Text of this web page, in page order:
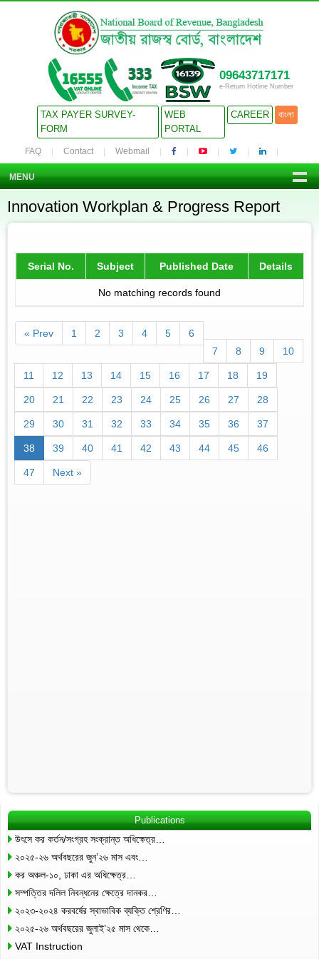
09643717171
e-Return Hotline Number
TAX PAYER SURVEY-
FORM
WEB
PORTAL
CAREER বাংলা
FAQ Contact Webmail
MENU
Innovation Workplan & Progress Report
Serial No. Subject Published Date Details
No matching records found
« Prev 1 2 3 4 5
6
7
8 9 10
11 12 13 14 15 16 17 18 19
20 21 22 23 24 25 26 27 28
29 30 31 32 33 34 35 36 37
38 39 40 41 42 43 44 45 46
47 Next »
Publications
উৎসে কর কর্তন/সংগ্রহ সংক্রান্ত অধিক্ষেত্র…
২০২৫-২৬ অর্থবছরের জুন’২৬ মাস এবং…
কর অঞ্চল-১০, ঢাকা এর অধিক্ষেত্র…
সম্পত্তির দলিল নিবন্ধনের ক্ষেত্রে দানকর…
২০২৩-২০২৪ করবর্ষের স্বাভাবিক ব্যক্তি শ্রেণির…
২০২৫-২৬ অর্থবছরের জুলাই’২৫ মাস থেকে…
VAT Instruction